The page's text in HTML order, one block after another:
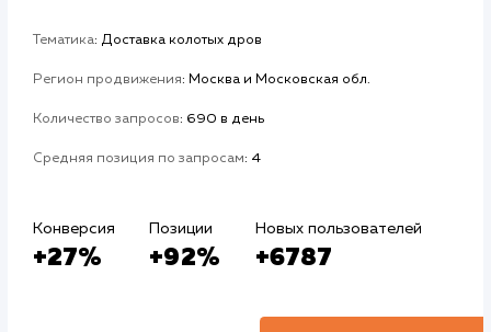
Авито